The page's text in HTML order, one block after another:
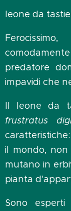
leone da
predatore
impavidi che
Il leone da
frustratus
il mondo, non
mutano in
pianta
Sono